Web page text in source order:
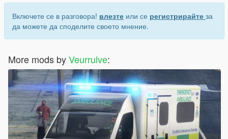
Включете се в разговора! влезте или се регистрирайте за
да можете да споделите своето мнение.
More mods byVeurrulve: